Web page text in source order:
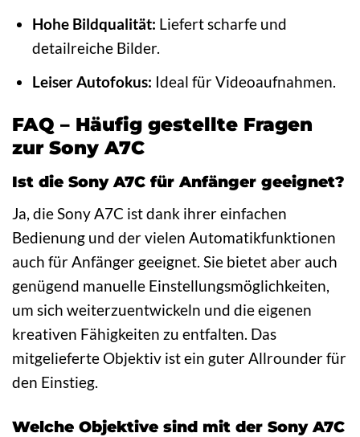
Hohe Bildqualität: Liefert scharfe und
detailreiche Bilder.
Leiser Autofokus: Ideal für Videoaufnahmen.
FAQ – Häufig gestellte Fragen
zur Sony A7C
Ist die Sony A7C für Anfänger geeignet?
Ja, die Sony A7C ist dank ihrer einfachen
Bedienung und der vielen Automatikfunktionen
auch für Anfänger geeignet. Sie bietet aber auch
genügend manuelle Einstellungsmöglichkeiten,
um sich weiterzuentwickeln und die eigenen
kreativen Fähigkeiten zu entfalten. Das
mitgelieferte Objektiv ist ein guter Allrounder für
den Einstieg.
Welche Objektive sind mit der Sony A7C